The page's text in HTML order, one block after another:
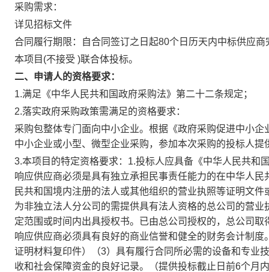
采购需求：
详见招标文件
合同履行期限：自合同签订之日起80个日历天内中标供应
本项目(不接受 )联合体投标。
二、申请人的资格要求：
1.满足《中华人民共和国政府采购法》第二十二条规定；
2.落实政府采购政策需满足的资格要求：
采购包整体专门面向中小企业。根据《政府采购促进中小
中小企业或小型、微型企业采购，参加本次采购的投标人
3.本项目的特定资格要求：1.投标人应具备《中华人民共和
响应供应商必须是具有独立承担民事责任能力的在中华人
民共和国境内注册的法人或其他组织的营业执照等证明文
为非独立法人分公司的需提供具有法人资格的总公司的营
定范围或时间内出具授权书。已由总公司授权的，总公司
响应供应商必须具有良好的商业信誉和健全的财务会计制
证明材料复印件）（3）具有履行合同所必需的设备和专业
收和社会保障资金的良好记录。（提供投标截止日前6个月